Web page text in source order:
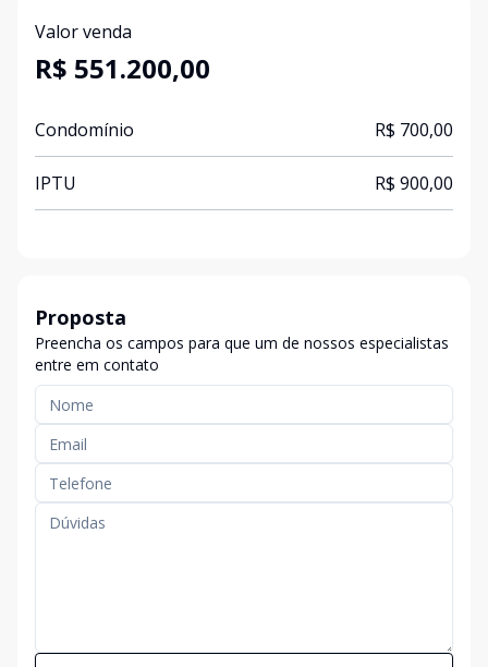
Valor venda
R$ 551.200,00
Condomínio R$ 700,00
IPTU R$ 900,00
Proposta
Preencha os campos para que um de nossos especialistas
entre em contato